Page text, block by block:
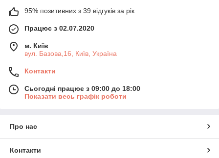
95% позитивних з 39 відгуків за рік
Працює з 02.07.2020
м. Київ
вул. Базова,16, Київ, Україна
Контакти
Сьогодні працює з 09:00 до 18:00
Показати весь графік роботи
Про нас
Контакти